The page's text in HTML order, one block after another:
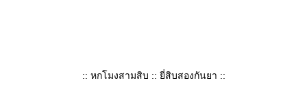
:: หกโมงสามสิบ :: ยี่สิบสองกันยา ::